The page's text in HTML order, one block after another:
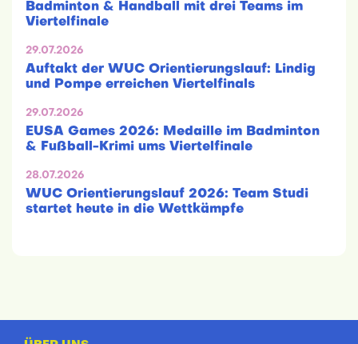
Badminton & Handball mit drei Teams im
Viertelfinale
29.07.2026
Auftakt der WUC Orientierungslauf: Lindig
und Pompe erreichen Viertelfinals
29.07.2026
EUSA Games 2026: Medaille im Badminton
& Fußball-Krimi ums Viertelfinale
28.07.2026
WUC Orientierungslauf 2026: Team Studi
startet heute in die Wettkämpfe